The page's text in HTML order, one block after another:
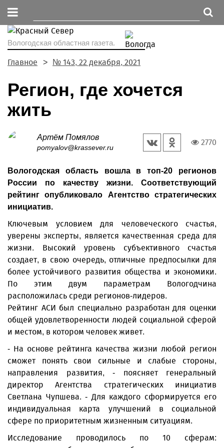
Вологодская областная газета.
Главное № 143, 22 декабря, 2021
Регион, где хочется
жить
Артём Помялов
pomyalov@krassever.ru
2770
Вологодская область вошла в топ-20 регионов
России по качеству жизни. Соответствующий
рейтинг опубликовало Агентство стратегических
инициатив.
Ключевым условием для человеческого счастья,
уверены эксперты, является качественная среда для
жизни. Высокий уровень субъективного счастья
создает, в свою очередь, отличные предпосылки для
более устойчивого развития общества и экономики.
По этим двум параметрам Вологодчина
расположилась среди регионов-лидеров.
Рейтинг АСИ был специально разработан для оценки
общей удовлетворенности людей социальной сферой
и местом, в котором человек живет.
- На основе рейтинга качества жизни любой регион
сможет понять свои сильные и слабые стороны,
направления развития, - поясняет генеральный
директор Агентства стратегических инициатив
Светлана Чупшева. - Для каждого сформируется его
индивидуальная карта улучшений в социальной
сфере по приоритетным жизненным ситуациям.
Исследование проводилось по 10 сферам: